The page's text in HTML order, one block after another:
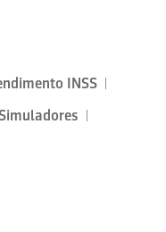
INSS
Simuladores